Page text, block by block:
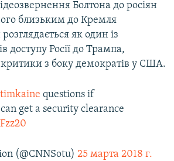
Болтона до росіян
близьким до Кремля
як один із
доступу Росії до Трампа,
з боку демократів у США.
questions if
can get a security clearance
(@CNNSotu) 25 марта 2018 г.